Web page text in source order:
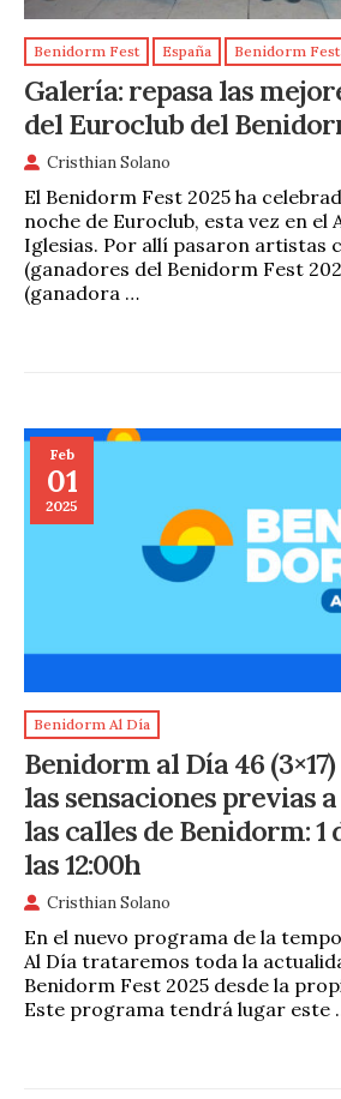
Benidorm Fest España Benidorm Fest
Galería: repasa las
del Euroclub del
Cristhian Solano
El Benidorm Fest 2025 ha
noche de Euroclub, esta vez en el
Iglesias. Por allí pasaron artistas
(ganadores del Benidorm Fest
(ganadora …
Feb
01
2025
Benidorm Al Día
Benidorm al Día 46
las sensaciones previas
las calles de Benidorm: 1
las 12:00h
Cristhian Solano
En el nuevo programa de la
Al Día trataremos toda la
Benidorm Fest 2025 desde la
Este programa tendrá lugar este